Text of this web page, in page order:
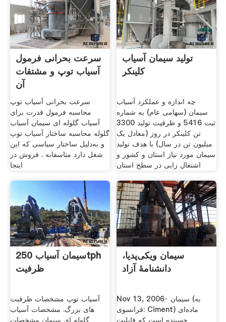
سرعت بحرانی فرمول
آسیاب توپ و مشتقات
آن
سرعت بحرانی آسیاب توپ
محاسبه فرمول قدرت برای
آسیاب گلوله ای سیمان آسیاب
گلوله محاسبه ساختار آسیاب توپ
و به‌دلیل ساختار سیاسی که این
شغل دارد متاسفانه . فروش در
اینجا
تولید سیمان آسیاب
کلینکر
چه اندازه و عملکرد آسیاب
سیمان (سهامی عام) به شماره
ثبت 5416 و ظرفیت تولید 3300
تن کلینکر در روز (معادل یک
میلیون تن در سال) با هدف تولید
سیمان مورد نیاز استان و کشور و
اشتغال زایی در سطح استان
سیمان آسیاب 250tph
ظرفیت
آسیاب توپ مشخصات ظرفیت
های بزرگ. مشخصات آسیاب
سیمان ویکی‌پدیا،
دانشنامهٔ آزاد
Nov 13, 2006· سیمان (به
فرانسوی: Ciment) ماده‌ای